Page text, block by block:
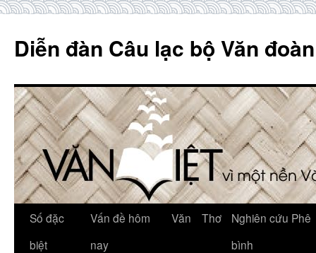
content
Diễn đàn Câu lạc bộ Văn
Số đặc
biệt
Vấn đề hôm
nay
Văn Thơ
Nghiên cứu Phê
bình